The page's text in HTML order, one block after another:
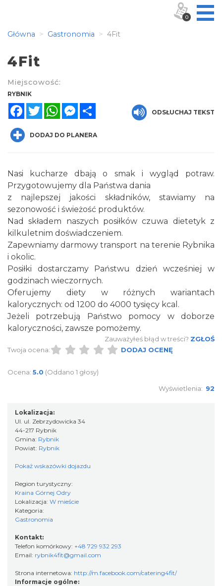
Główna Gastronomia 4Fit
4Fit
Miejscowość:
RYBNIK
FacebookTwitterWhatsAppMessenger
ODSŁUCHAJ TEKST
DODAJ DO PLANERA
Nasi kucharze dbają o smak i wygląd potraw.
Przygotowujemy dla Państwa dania
z najlepszej jakości składników, stawiamy na
sezonowość i świeżość produktów.
Nad składem naszych posiłków czuwa dietetyk z
kilkuletnim doświadczeniem.
Zapewniamy darmowy transport na terenie Rybnika
i okolic.
Posiłki dostarczamy Państwu dzień wcześniej w
godzinach wieczornych.
Oferujemy diety w różnych wariantach
kalorycznych: od 1200 do 4000 tysięcy kcal.
Jeżeli potrzebują Państwo pomocy w doborze
kaloryczności, zawsze pomożemy.
Zauważyłeś błąd w treści? ZGŁOŚ
Twoja ocena:
DODAJ OCENĘ
Ocena: 5.0 (Oddano 1 głosy)
Wyświetlenia: 92
Lokalizacja:
Ul. ul. Zebrzydowicka 34
44-217 Rybnik
Gmina: Rybnik
Powiat: Rybnik
Pokaż wskazówki dojazdu
Region turystyczny:
Kraina Górnej Odry
Lokalizacja: W mieście
Kategoria:
Gastronomia
Kontakt:
Telefon komórkowy: +48 729 932 293
Email: rybnik4fit@gmail.com
Strona internetowa: http://m.facebook.com/catering4fit/
Informacje ogólne:
0